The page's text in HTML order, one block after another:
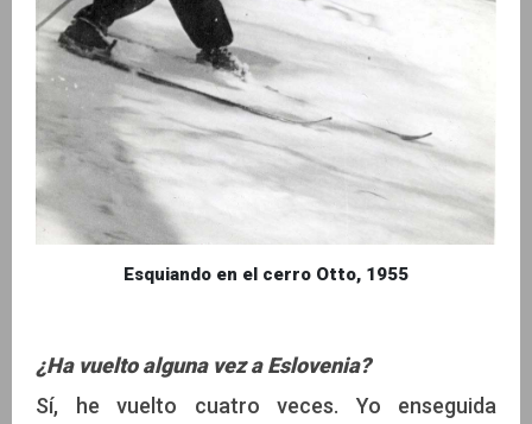
Esquiando en el cerro Otto, 1955
¿Ha vuelto alguna vez a Eslovenia?
Sí, he vuelto cuatro veces. Yo enseguida